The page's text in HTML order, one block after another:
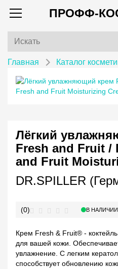
ПРОФФ-
Главная Каталог
Лёгкий
Fresh and Fruit /
and Fruit
DR.SPILLER
(0) В НАЛИЧИИ
Крем Fresh & Fruit® -
для вашей кожи.
увлажнение. С легким
способствует обновлению